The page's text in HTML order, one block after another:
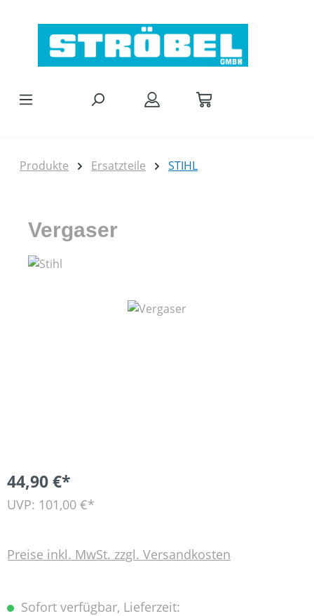
Produkte Ersatzteile STIHL
Vergaser
Bildergalerie überspringen
44,90 €*
UVP: 101,00 €*
Preise inkl. MwSt. zzgl. Versandkosten
Sofort verfügbar, Lieferzeit: